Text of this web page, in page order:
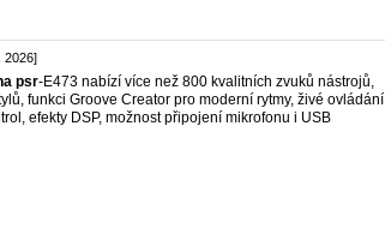
2026]
psr-E473 nabízí více než 800 kvalitních zvuků nástrojů,
funkci Groove Creator pro moderní rytmy, živé ovládání
efekty DSP, možnost připojení mikrofonu i USB